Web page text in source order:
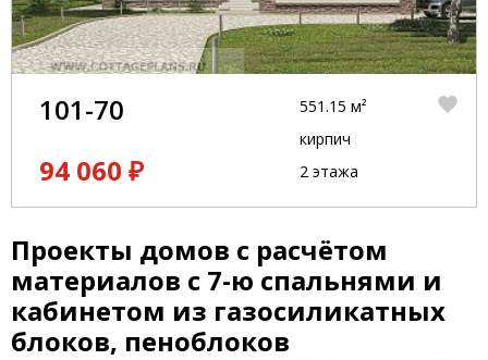
101-70
94 060 ₽
551.15 м²
кирпич
2 этажа
Проекты домов с расчётом
материалов с 7-ю спальнями и
кабинетом из газосиликатных
блоков, пеноблоков